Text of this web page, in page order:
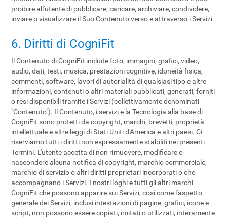
proibire all'utente di pubblicare, caricare, archiviare, condividere,
inviare o visualizzare il Suo Contenuto verso e attraverso i Servizi.
6. Diritti di CogniFit
Il Contenuto di CogniFit include foto, immagini, grafici, video,
audio, dati, testi, musica, prestazioni cognitive, idoneità fisica,
commenti, software, lavori di autorialità di qualsiasi tipo e altre
informazioni, contenuti o altri materiali pubblicati, generati, forniti
o resi disponibili tramite i Servizi (collettivamente denominati
"Contenuto"). Il Contenuto, i servizi e la Tecnologia alla base di
CogniFit sono protetti da copyright, marchi, brevetti, proprietà
intellettuale e altre leggi di Stati Uniti d'America e altri paesi. Ci
riserviamo tutti i diritti non espressamente stabiliti nei presenti
Termini. L'utente accetta di non rimuovere, modificare o
nascondere alcuna notifica di copyright, marchio commerciale,
marchio di servizio o altri diritti proprietari incorporati o che
accompagnano i Servizi. I nostri loghi e tutti gli altri marchi
CogniFit che possono apparire sui Servizi, così come l'aspetto
generale dei Servizi, inclusi intestazioni di pagine, grafici, icone e
script, non possono essere copiati, imitati o utilizzati, interamente